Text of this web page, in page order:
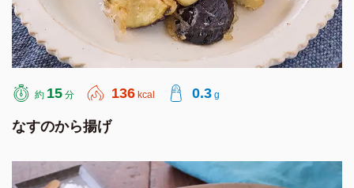
約 15 分 136 kcal 0.3 g
なすのから揚げ